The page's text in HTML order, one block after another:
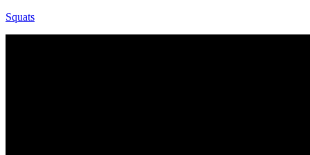
Squats